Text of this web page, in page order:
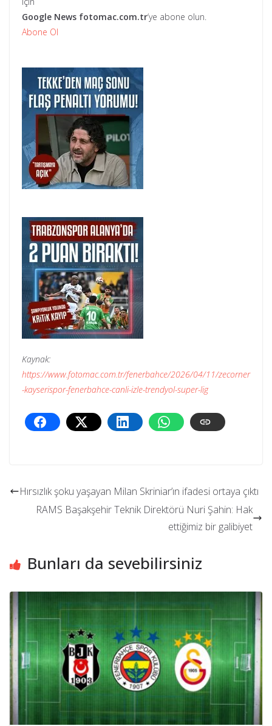
Google News fotomac.com.tr‘ye abone olun.
Abone Ol
Kaynak:
https://www.fotomac.com.tr/fenerbahce/2026/04/11/zecorner
-kayserispor-fenerbahce-canli-izle-trendyol-super-lig
Hırsızlık şoku yaşayan Milan Skriniar’ın ifadesi ortaya çıktı
RAMS Başakşehir Teknik Direktörü Nuri Şahin: Hak
ettiğimiz bir galibiyet
Bunları da sevebilirsiniz